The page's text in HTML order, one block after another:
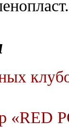
«RED